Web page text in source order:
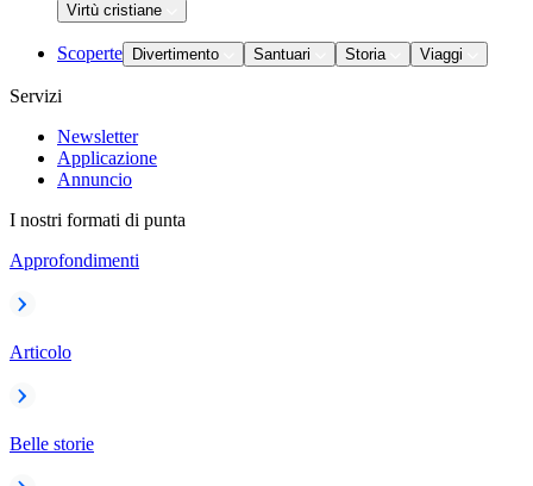
Virtù cristiane
Scoperte Divertimento Santuari Storia Viaggi
Servizi
Newsletter
Applicazione
Annuncio
I nostri formati di punta
Approfondimenti
Articolo
Belle storie